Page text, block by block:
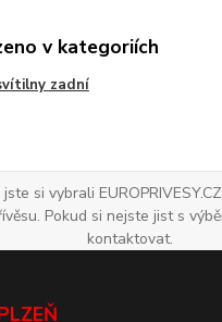
v kategoriích
zadní
si vybrali
Pokud si nejste jist s
kontaktovat.